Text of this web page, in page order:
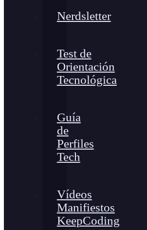
Nerdsletter
Test de
Orientación
Tecnológica
Guía
de
Perfiles
Tech
Vídeos
Manifiestos
KeepCoding